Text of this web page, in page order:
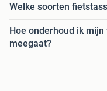
Welke soorten
Hoe onderhoud ik
meegaat?